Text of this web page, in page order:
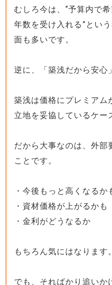
むしろ今は、“予算内で
年数を受け入れる”とい
面も多いです。
逆に、「築浅だから安心
築浅は価格にプレミアム
立地を妥協しているケー
だから大事なのは、外部
ことです。
・今後もっと高くなるか
・資材価格が上がるかも
・金利がどうなるか
もちろん気にはなります。
でも、そればかり追いか